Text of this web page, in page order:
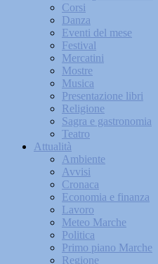
Corsi
Danza
Eventi del mese
Festival
Mercatini
Mostre
Musica
Presentazione libri
Religione
Sagra e gastronomia
Teatro
Attualità
Ambiente
Avvisi
Cronaca
Economia e finanza
Lavoro
Meteo Marche
Politica
Primo piano Marche
Regione